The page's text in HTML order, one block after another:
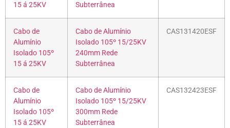
15 á 25KV
Subterrânea
Cabo de
Alumínio
Isolado 105º
15 á 25KV
Cabo de Alumínio
Isolado 105º 15/25KV
240mm Rede
Subterrânea
CAS131420ESF
Cabo de
Alumínio
Isolado 105º
15 á 25KV
Cabo de Alumínio
Isolado 105º 15/25KV
300mm Rede
Subterrânea
CAS132423ESF